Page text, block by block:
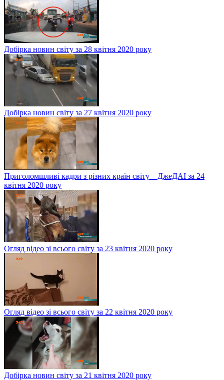
Добірка новин світу за 28 квітня 2020 року
Добірка новин світу за 27 квітня 2020 року
Приголомшливі кадри з різних країн світу – ДжеДАІ за 24
квітня 2020 року
Огляд відео зі всього світу за 23 квітня 2020 року
Огляд відео зі всього світу за 22 квітня 2020 року
Добірка новин світу за 21 квітня 2020 року